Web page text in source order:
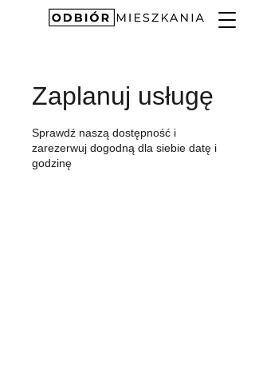
Zaplanuj usługę
Sprawdź naszą dostępność i
zarezerwuj dogodną dla siebie datę i
godzinę